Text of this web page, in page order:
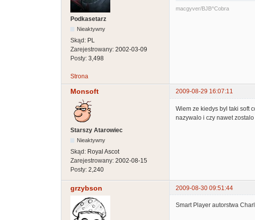
Podkasetarz
Nieaktywny
Skąd: PL
Zarejestrowany: 2002-03-09
Posty: 3,498
macgyver/BJB^Cobra
Strona
Monsoft 2009-08-29 16:07:11
Starszy Atarowiec
Nieaktywny
Skąd: Royal Ascot
Zarejestrowany: 2002-08-15
Posty: 2,240
Wiem ze kiedys byl taki soft
nazywalo i czy nawet
grzybson 2009-08-30 09:51:44
Smart Player autorstwa